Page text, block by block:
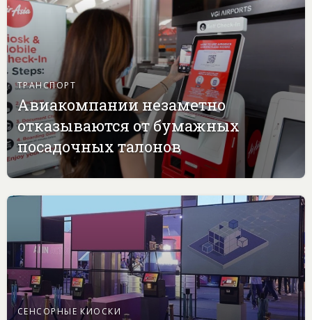
ТРАНСПОРТ
Авиакомпании незаметно
отказываются от бумажных
посадочных талонов
СЕНСОРНЫЕ КИОСКИ